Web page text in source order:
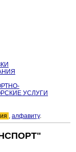
УСЛУГИ
, алфавиту.